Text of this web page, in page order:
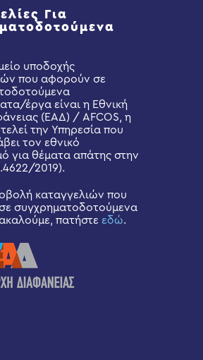
Για
υποδοχής
που αφορούν σε
έργα είναι η Εθνική
(ΕΑΔ) / AFCOS, η
την Υπηρεσία που
τον εθνικό
για θέματα απάτης στην
2019).
καταγγελιών που
συγχρηματοδοτούμενα
πατήστε εδώ.